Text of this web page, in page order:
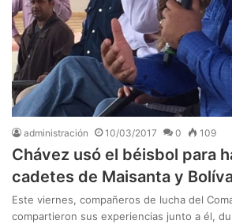
administración 10/03/2017 0 109
Chávez usó el béisbol para
cadetes de Maisanta y
Este viernes, compañeros de lucha del
compartieron sus experiencias junto a él,